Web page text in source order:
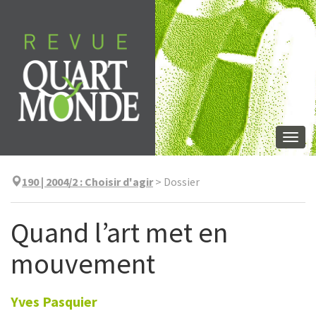
contenu
190 | 2004/2 : Choisir d'agir> Dossier
Quand l’art met en
mouvement
Yves Pasquier